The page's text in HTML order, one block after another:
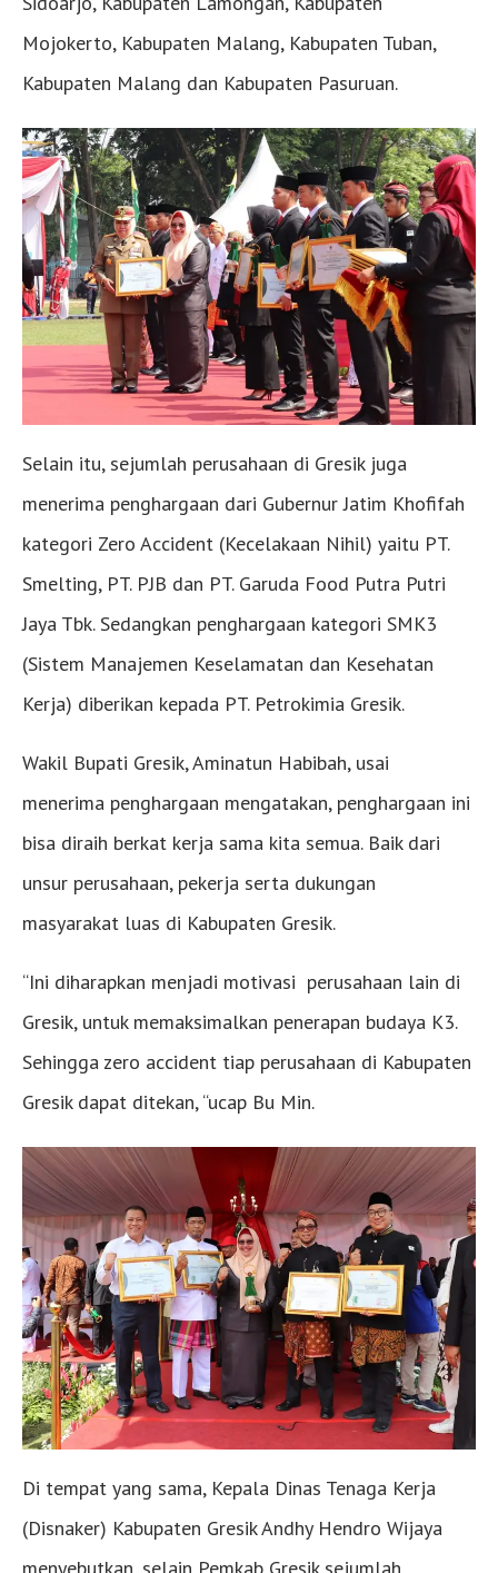
Mojokerto, Kabupaten Malang, Kabupaten Tuban,
Kabupaten Malang dan Kabupaten Pasuruan.
Selain itu, sejumlah perusahaan di Gresik juga
menerima penghargaan dari Gubernur Jatim Khofifah
kategori Zero Accident (Kecelakaan Nihil) yaitu PT.
Smelting, PT. PJB dan PT. Garuda Food Putra Putri
Jaya Tbk. Sedangkan penghargaan kategori SMK3
(Sistem Manajemen Keselamatan dan Kesehatan
Kerja) diberikan kepada PT. Petrokimia Gresik.
Wakil Bupati Gresik, Aminatun Habibah, usai
menerima penghargaan mengatakan, penghargaan ini
bisa diraih berkat kerja sama kita semua. Baik dari
unsur perusahaan, pekerja serta dukungan
masyarakat luas di Kabupaten Gresik.
“Ini diharapkan menjadi motivasi perusahaan lain di
Gresik, untuk memaksimalkan penerapan budaya K3.
Sehingga zero accident tiap perusahaan di Kabupaten
Gresik dapat ditekan, “ucap Bu Min.
Di tempat yang sama, Kepala Dinas Tenaga Kerja
(Disnaker) Kabupaten Gresik Andhy Hendro Wijaya